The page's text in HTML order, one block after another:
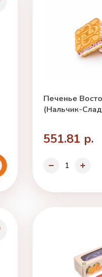
Печенье
(Нальчик-
551.81 р.